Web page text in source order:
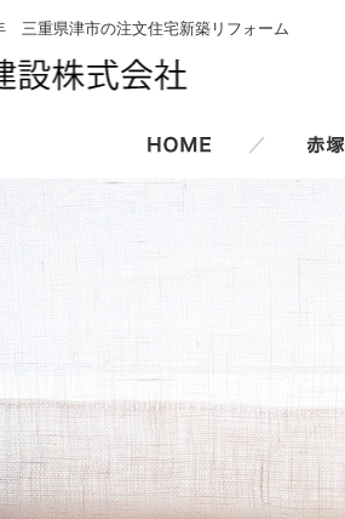
三重県津市の注文住宅新築リフォーム
／